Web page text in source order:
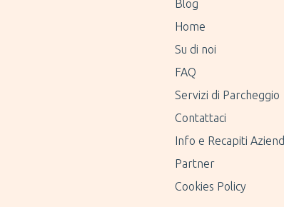
Blog
Home
Su di noi
FAQ
Servizi di Parcheggio
Contattaci
Info e Recapiti
Partner
Cookies Policy